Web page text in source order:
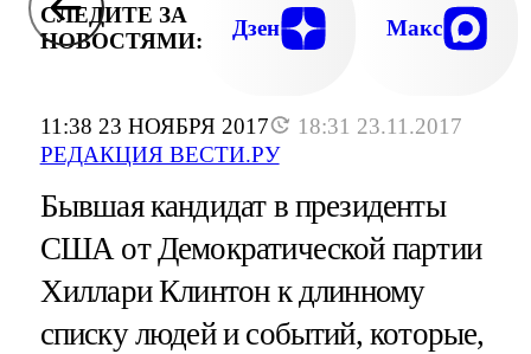
11:38 23 НОЯБРЯ 2017
18:31 23.11.2017
РЕДАКЦИЯ ВЕСТИ.РУ
СЛЕДИТЕ ЗА
НОВОСТЯМИ:
Дзен Макс
Бывшая кандидат в президенты
США от Демократической партии
Хиллари Клинтон к длинному
списку людей и событий, которые,